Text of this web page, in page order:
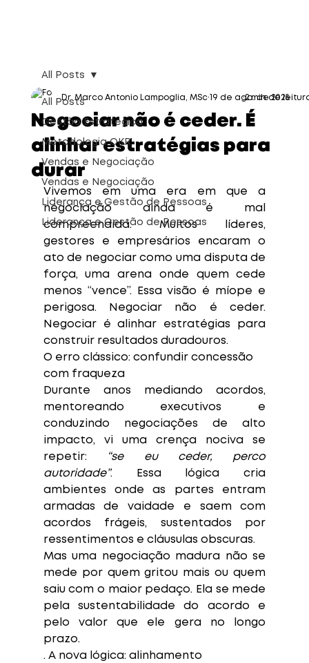
All Posts
Gestão Estratégica
Metodologia OKR
Vendas e Negociação
Vendas e Negociação
Liderança e Gestão de Pessoas
Liderança e Gestão de Pessoas
All Posts
Negociar não é ceder. É
alinhar estratégias para
durar
Dr. Marco Antonio Lampoglia, MSc 19 de ago. de 2025
2 min de
Vivemos em uma era em que a
negociação ainda é mal
compreendida. Muitos líderes,
gestores e empresários encaram o
ato de negociar como uma disputa de
força, uma arena onde quem cede
menos “vence”. Essa visão é míope e
perigosa. Negociar não é ceder.
Negociar é alinhar estratégias para
construir resultados duradouros.
O erro clássico: confundir concessão
com fraqueza
Durante anos mediando acordos,
mentoreando executivos e
conduzindo negociações de alto
impacto, vi uma crença nociva se
repetir:
“se eu ceder, perco
autoridade”. Essa lógica cria
ambientes onde as partes entram
armadas de vaidade e saem com
acordos frágeis, sustentados por
ressentimentos e cláusulas obscuras.
Mas uma negociação madura não se
mede por quem gritou mais ou quem
saiu com o maior pedaço. Ela se mede
pela sustentabilidade do acordo e
pelo valor que ele gera no longo
prazo.
. A nova lógica: alinhamento